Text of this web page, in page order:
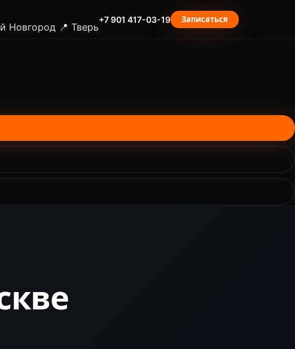
Новгород 📍 Тверь
+7 901 417-03-19 Записаться